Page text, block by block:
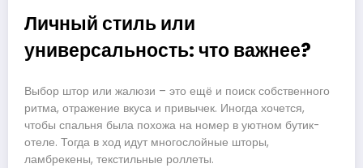
Личный стиль или
универсальность: что важнее?
Выбор штор или жалюзи – это ещё и поиск собственного
ритма, отражение вкуса и привычек. Иногда хочется,
чтобы спальня была похожа на номер в уютном бутик-
отеле. Тогда в ход идут многослойные шторы,
ламбрекены, текстильные роллеты.